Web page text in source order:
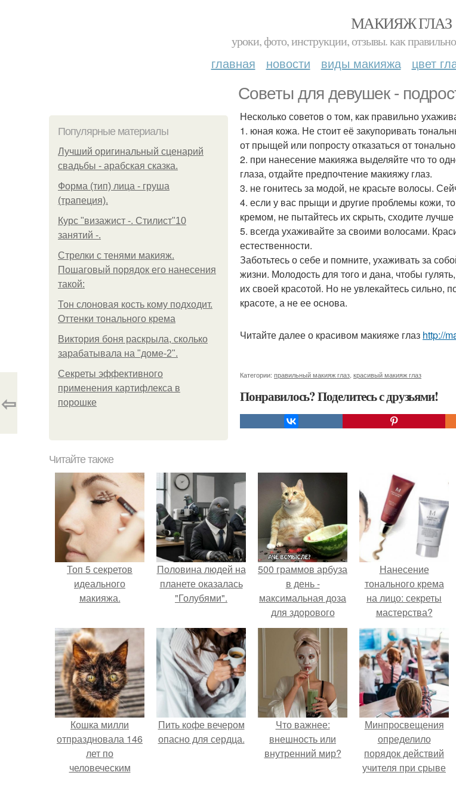
МАКИЯЖ ГЛАЗ
уроки, фото, инструкции, отзывы. как
главная новости виды макияжа цвет
Советы для девушек -
Популярные материалы
Лучший оригинальный сценарий
свадьбы - арабская сказка.
Форма (тип) лица - груша
(трапеция).
Курс "визажист -. Стилист"10
занятий -.
Стрелки с тенями макияж.
Пошаговый порядок его нанесения
такой:
Тон слоновая кость кому подходит.
Оттенки тонального крема
Виктория боня раскрыла, сколько
зарабатывала на "доме-2".
Секреты эффективного
применения картифлекса в
порошке
Несколько советов о том, как правильно
1. юная кожа. Не стоит её закупоривать
от прыщей или попросту отказаться от
2. при нанесение макияжа выделяйте что то
глаза, отдайте предпочтение макияжу глаз.
3. не гонитесь за модой, не красьте волосы.
4. если у вас прыщи и другие проблемы кожи,
кремом, не пытайтесь их скрыть, сходите лучше
5. всегда ухаживайте за своими волосами.
естественности.
Заботьтесь о себе и помните, ухаживать за
жизни. Молодость для того и дана, чтобы
их своей красотой. Но не увлекайтесь сильно,
красоте, а не ее основа.
Читайте далее о красивом макияже глаз http://
Категории: правильный макияж глаз красивый макияж глаз
Понравилось? Поделитесь с друзьями!
⇦
Читайте также
Топ 5 секретов
идеального
макияжа.
Половина людей на
планете оказалась
"Голубями".
500 граммов арбуза
в день -
максимальная доза
для здорового
взрослого,
предупредили
врачи.
Нанесение
тонального крема
на лицо: секреты
мастерства?
Кошка милли
отпраздновала 146
лет по
человеческим
Пить кофе вечером
опасно для сердца.
Что важнее:
внешность или
внутренний мир?
Минпросвещения
определило
порядок действий
учителя при срыве